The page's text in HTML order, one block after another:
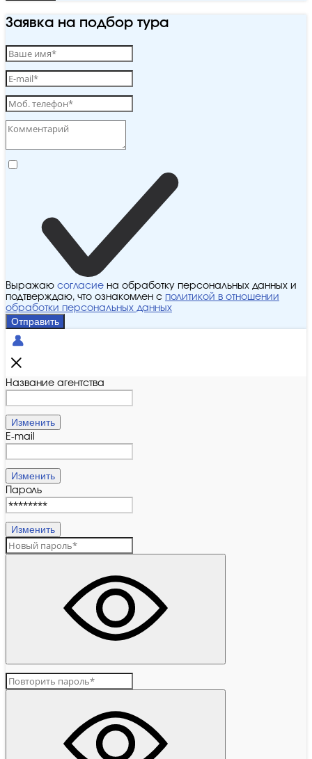
Заявка на подбор тура
Выражаю согласие на обработку персональных данных и
подтверждаю, что ознакомлен с политикой в отношении
обработки персональных данных
Отправить
Название агентства
Изменить
E-mail
Изменить
Пароль
Изменить